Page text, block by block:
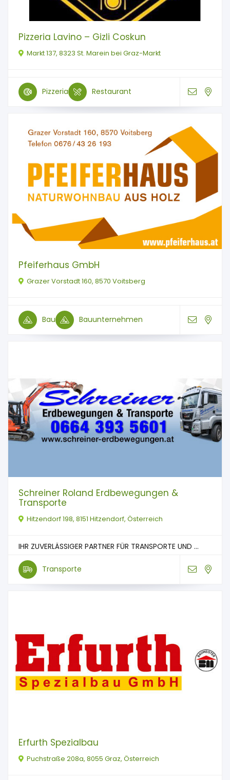
Pizzeria Lavino – Gizli Coskun
Markt 137, 8323 St. Marein bei Graz-Markt
Pizzeria Restaurant
Pfeiferhaus GmbH
Grazer Vorstadt 160, 8570 Voitsberg
Bau Bauunternehmen
Schreiner Roland Erdbewegungen &
Transporte
Hitzendorf 198, 8151 Hitzendorf, Österreich
IHR ZUVERLÄSSIGER PARTNER FÜR TRANSPORTE UND ...
Transporte
Erfurth Spezialbau
Puchstraße 208a, 8055 Graz, Österreich